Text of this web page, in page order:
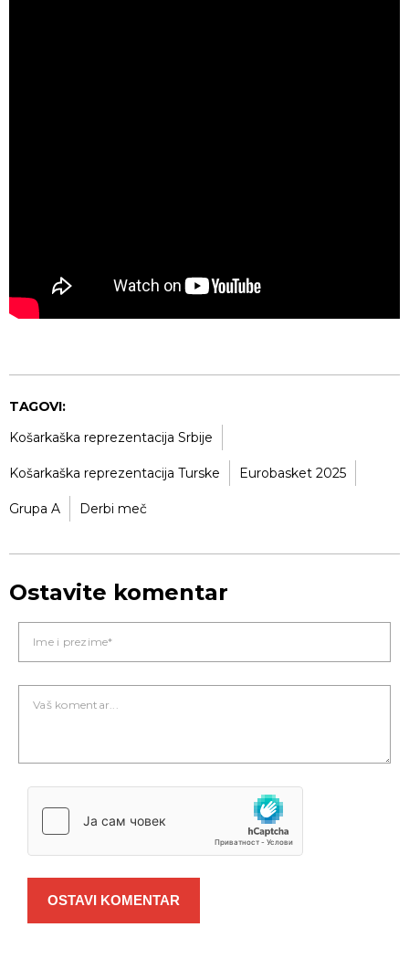
TAGOVI:
Košarkaška reprezentacija Srbije
Košarkaška reprezentacija Turske Eurobasket 2025
Grupa A Derbi meč
Ostavite komentar
OSTAVI KOMENTAR